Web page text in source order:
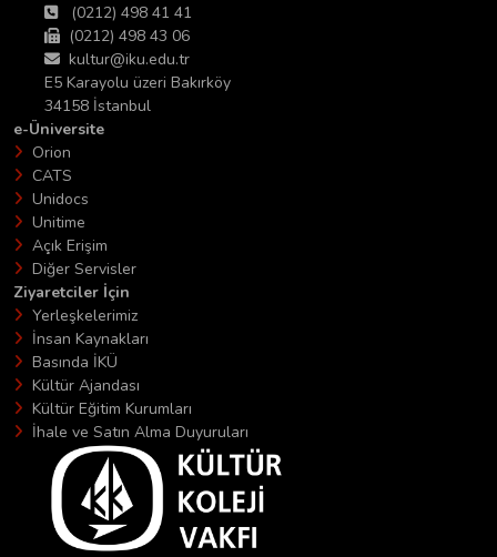
(0212) 498 41 41
(0212) 498 43 06
kultur@iku.edu.tr
E5 Karayolu üzeri Bakırköy
34158 İstanbul
e-Üniversite
Orion
CATS
Unidocs
Unitime
Açık Erişim
Diğer Servisler
Ziyaretciler İçin
Yerleşkelerimiz
İnsan Kaynakları
Basında İKÜ
Kültür Ajandası
Kültür Eğitim Kurumları
İhale ve Satın Alma Duyuruları